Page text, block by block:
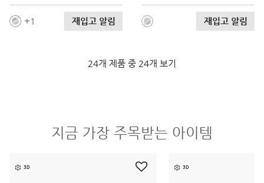
1 재입고 알림 재입고 알림
24개 제품 중 24개 보기
지금 가장 주목받는 아이템
3D 3D